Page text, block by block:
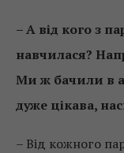
– А від кого з
навчилася?
Ми ж бачили в
дуже цікава,
– Від кожного